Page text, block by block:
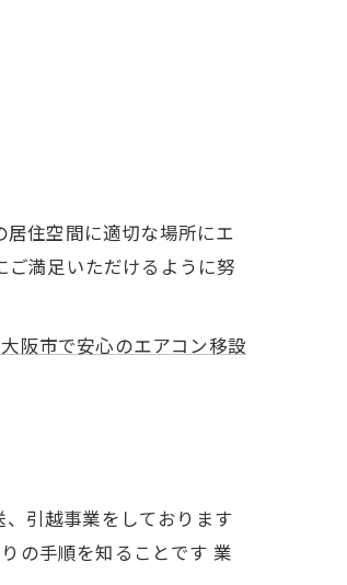
住空間に適切な場所にエ
満足いただけるように努
阪市で安心のエアコン移設
引越事業をしております
の手順を知ることです 業